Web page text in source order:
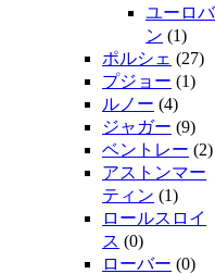
ユーロバ
ン (1)
ポルシェ (27)
プジョー (1)
ルノー (4)
ジャガー (9)
ベントレー (2)
アストンマー
ティン (1)
ロールスロイ
ス (0)
ローバー (0)